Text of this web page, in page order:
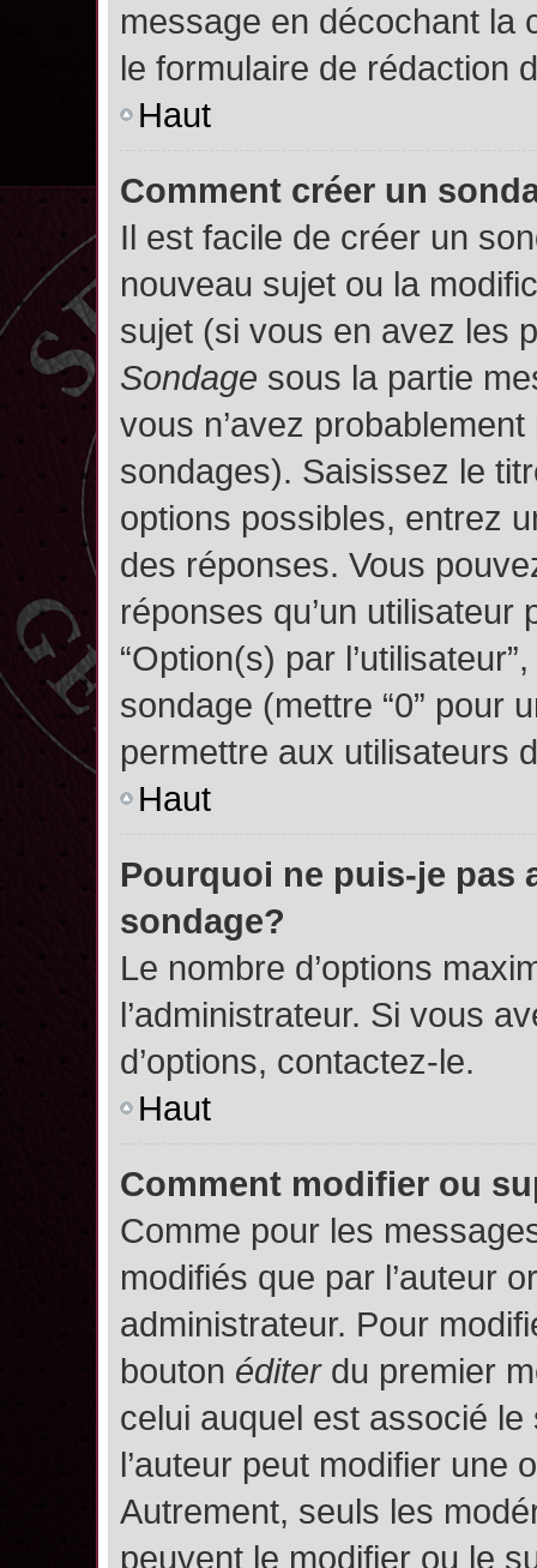
message en décochant la
le formulaire de rédaction
Haut
Comment créer un
Il est facile de créer un
nouveau sujet ou la
sujet (si vous en avez les
Sondage sous la partie
vous n’avez
sondages). Saisissez le
options possibles, entrez
des réponses. Vous
réponses qu’un
“Option(s) par
sondage (mettre “0” pour
permettre aux utilisateurs
Haut
Pourquoi ne puis-je pas
sondage?
Le nombre d’options
l’administrateur. Si vous
d’options, contactez-le.
Haut
Comment modifier ou
Comme pour les
modifiés que par l’auteur
administrateur. Pour
bouton éditerdu premier
celui auquel est associé le
l’auteur peut modifier une
Autrement, seuls les
peuvent le modifier ou le